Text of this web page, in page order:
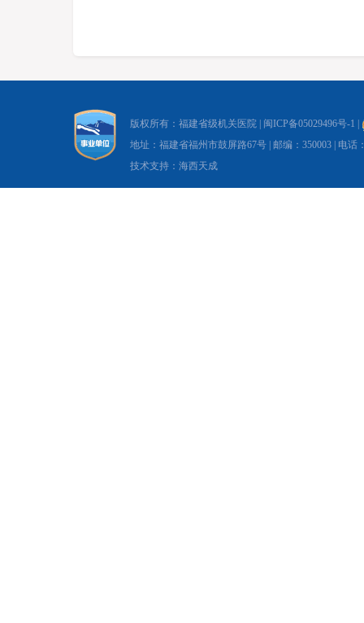
版权所有：福建省级机关医院 | 闽ICP备05029496号-1
地址：福建省福州市鼓屏路67号 | 邮编：350003 | 电话
技术支持：海西天成